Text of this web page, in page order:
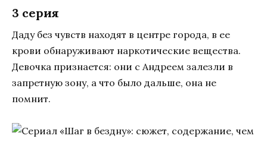
3 серия
Даду без чувств находят в центре города, в ее
крови обнаруживают наркотические вещества.
Девочка признается: они с Андреем залезли в
запретную зону, а что было дальше, она не
помнит.